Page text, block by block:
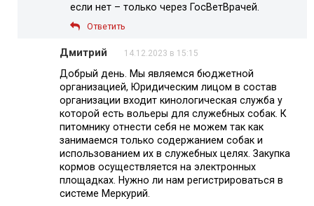
если нет – только через ГосВетВрачей.
Ответить
Дмитрий 14.12.2023 в 15:15
Добрый день. Мы являемся бюджетной
организацией, Юридическим лицом в состав
организации входит кинологическая служба у
которой есть вольеры для служебных собак. К
питомнику отнести себя не можем так как
занимаемся только содержанием собак и
использованием их в служебных целях. Закупка
кормов осуществляется на электронных
площадках. Нужно ли нам регистрироваться в
системе Меркурий.